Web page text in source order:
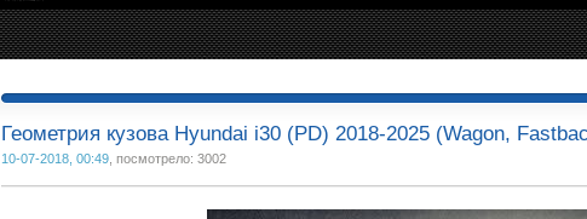
Геометрия кузова Hyundai i30 (PD) 2018-2025 (Wagon,
10-07-2018, 00:49, посмотрело: 3002